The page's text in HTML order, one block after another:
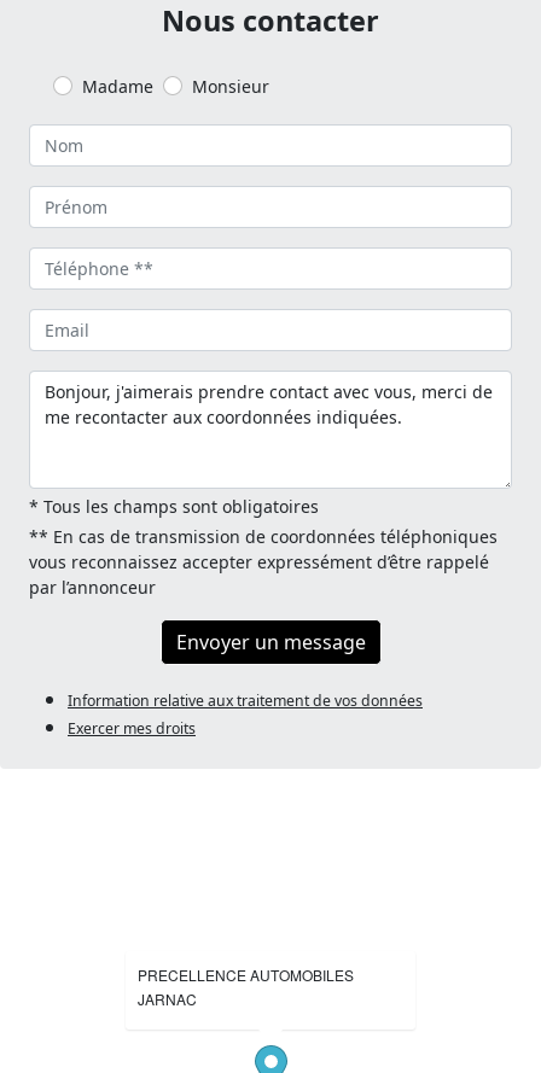
Nous contacter
Madame Monsieur
* Tous les champs sont obligatoires
** En cas de transmission de coordonnées téléphoniques
vous reconnaissez accepter expressément d’être rappelé
par l’annonceur
Envoyer un message
Information relative aux traitement de vos données
Exercer mes droits
PRECELLENCE AUTOMOBILES
JARNAC